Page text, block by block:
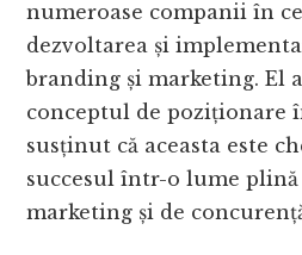
numeroase companii în
dezvoltarea și
branding și marketing. El
conceptul de poziționare
susținut că aceasta este
succesul într-o lume plină
marketing și de